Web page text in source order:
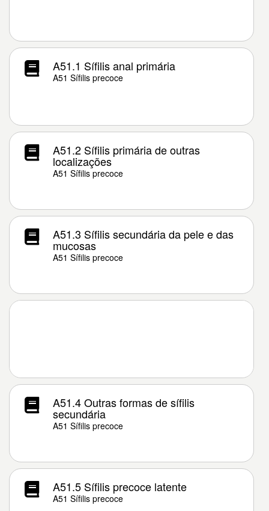
A51.1 Sífilis anal primária
A51 Sífilis precoce
A51.2 Sífilis primária de outras
localizações
A51 Sífilis precoce
A51.3 Sífilis secundária da pele e das
mucosas
A51 Sífilis precoce
A51.4 Outras formas de sífilis
secundária
A51 Sífilis precoce
A51.5 Sífilis precoce latente
A51 Sífilis precoce